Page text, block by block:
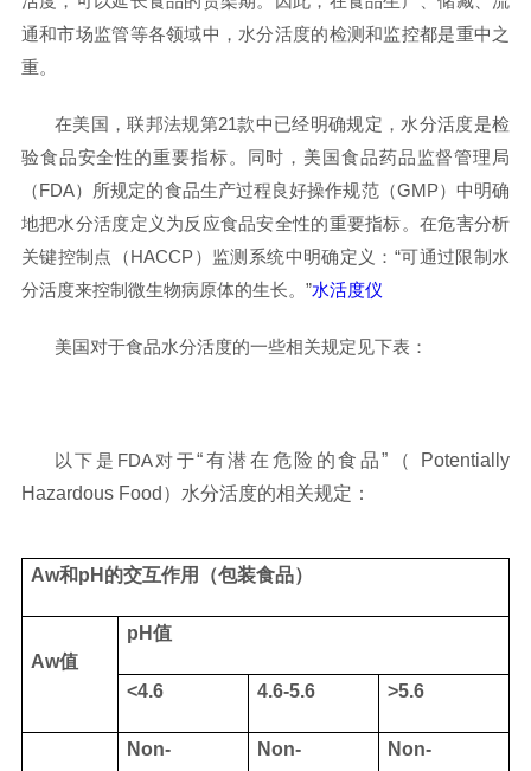
通和市场监管等各领域中，水分活度的检测和监控都是重中之
重。
在美国，联邦法规第21款中已经明确规定，水分活度是检
验食品安全性的重要指标。同时，美国食品药品监督管理局
（FDA）所规定的食品生产过程良好操作规范（GMP）中明确
地把水分活度定义为反应食品安全性的重要指标。在危害分析
关键控制点（HACCP）监测系统中明确定义：“可通过限制水
分活度来控制微生物病原体的生长。”水活度仪
美国对于食品水分活度的一些相关规定见下表：
以下是 FDA对于“有潜在危险的食品”（ Potentially
Hazardous Food）水分活度的相关规定：
Aw和pH 的交互作用（包装食品）
Aw值
pH值
<4.6 4.6-5.6 >5.6
Non-
Non-
Non-